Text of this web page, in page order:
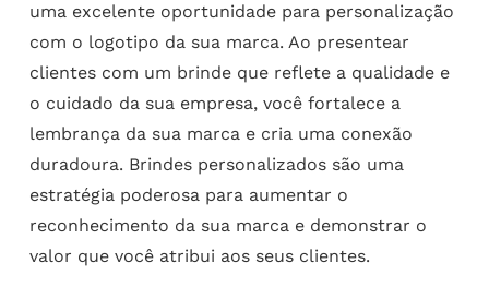
uma excelente oportunidade para personalização
com o logotipo da sua marca. Ao presentear
clientes com um brinde que reflete a qualidade e
o cuidado da sua empresa, você fortalece a
lembrança da sua marca e cria uma conexão
duradoura. Brindes personalizados são uma
estratégia poderosa para aumentar o
reconhecimento da sua marca e demonstrar o
valor que você atribui aos seus clientes.